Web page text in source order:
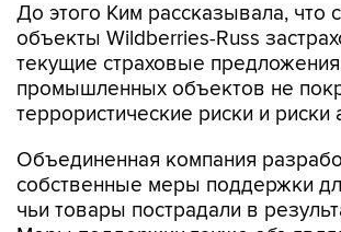
До этого Ким рассказывала, что
объекты Wildberries-Russ
текущие страховые
промышленных объектов не
террористические риски и
Объединенная компания
собственные меры поддержки
чьи товары пострадали в